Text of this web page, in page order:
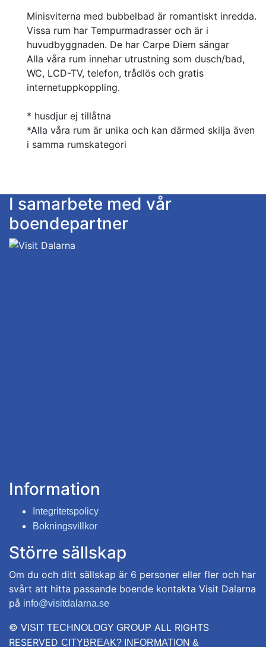
Minisviterna med bubbelbad är romantiskt inredda.
Vissa rum har Tempurmadrasser och är i
huvudbyggnaden. De har Carpe Diem sängar
Alla våra rum innehar utrustning som dusch/bad,
WC, LCD-TV, telefon, trådlös och gratis
internetuppkoppling.
* husdjur ej tillåtna
*Alla våra rum är unika och kan därmed skilja även
i samma rumskategori
I samarbete med vår
boendepartner
Information
Integritetspolicy
Bokningsvillkor
Större sällskap
Om du och ditt sällskap är 6 personer eller fler och har
svårt att hitta passande boende kontakta Visit Dalarna
på info@visitdalarna.se
© VISIT TECHNOLOGY GROUP ALL RIGHTS
RESERVED CITYBREAK? INFORMATION &